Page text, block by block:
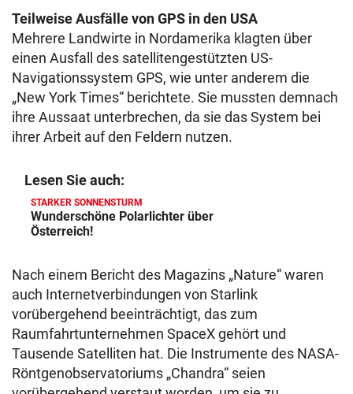
Teilweise Ausfälle von GPS in den USA
Mehrere Landwirte in Nordamerika klagten über
einen Ausfall des satellitengestützten US-
Navigationssystem GPS, wie unter anderem die
„New York Times“ berichtete. Sie mussten demnach
ihre Aussaat unterbrechen, da sie das System bei
ihrer Arbeit auf den Feldern nutzen.
Lesen Sie auch:
STARKER SONNENSTURM
Wunderschöne Polarlichter über
Österreich!
Nach einem Bericht des Magazins „Nature“ waren
auch Internetverbindungen von Starlink
vorübergehend beeinträchtigt, das zum
Raumfahrtunternehmen SpaceX gehört und
Tausende Satelliten hat. Die Instrumente des NASA-
Röntgenobservatoriums „Chandra“ seien